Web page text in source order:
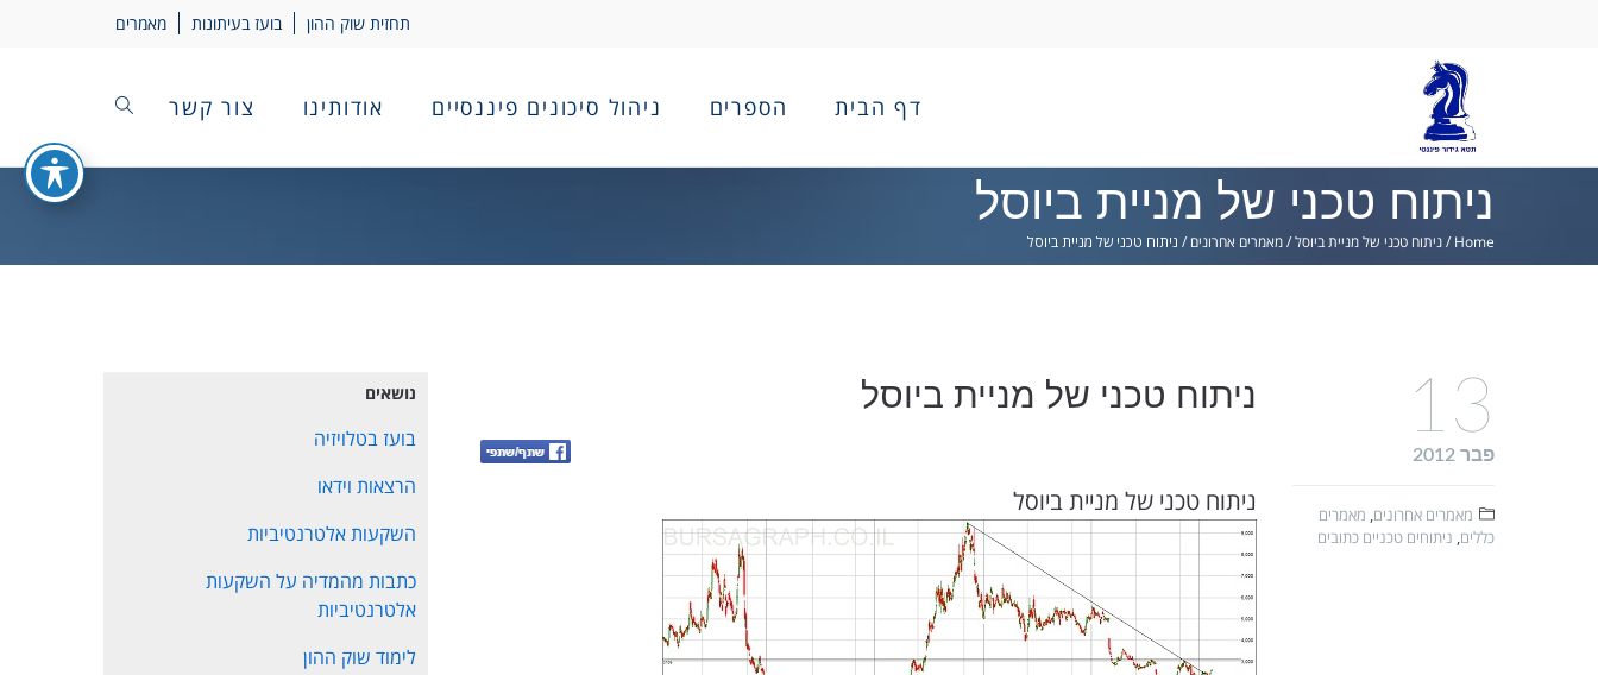
תחזית שוק ההון בועז בעיתונות מאמרים
דף הבית הספרים ניהול סיכונים פיננסיים אודותינו צור קשר
ניתוח טכני של מניית ביוסל
Home
/ניתוח טכני של מניית ביוסל/מאמרים אחרונים / ניתוח טכני של מניית ביוסל
ניתוח טכני של מניית ביוסל
ניתוח טכני של מניית ביוסל
13
פבר 2012
מאמרים אחרונים, מאמרים
כללים, ניתוחים טכניים כתובים
נושאים
בועז בטלויזיה
הרצאות וידאו
השקעות אלטרנטיביות
כתבות מהמדיה על השקעות
אלטרנטיביות
לימוד שוק ההון